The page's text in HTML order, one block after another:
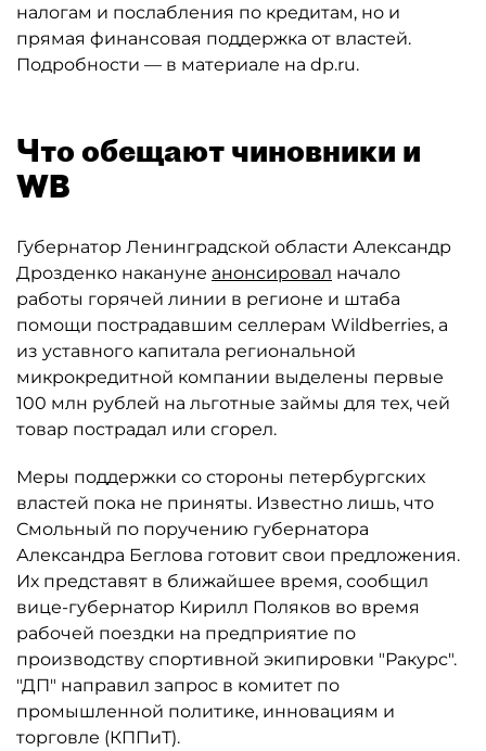
налогам и послабления по кредитам, но и
прямая финансовая поддержка от властей.
Подробности — в материале на dp.ru.
Что обещают чиновники и
WB
Губернатор Ленинградской области Александр
Дрозденко накануне анонсировал начало
работы горячей линии в регионе и штаба
помощи пострадавшим селлерам Wildberries, а
из уставного капитала региональной
микрокредитной компании выделены первые
100 млн рублей на льготные займы для тех, чей
товар пострадал или сгорел.
Меры поддержки со стороны петербургских
властей пока не приняты. Известно лишь, что
Смольный по поручению губернатора
Александра Беглова готовит свои предложения.
Их представят в ближайшее время, сообщил
вице-губернатор Кирилл Поляков во время
рабочей поездки на предприятие по
производству спортивной экипировки "Ракурс".
"ДП" направил запрос в комитет по
промышленной политике, инновациям и
торговле (КППиТ).